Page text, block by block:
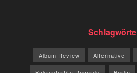
Album Review Alternative